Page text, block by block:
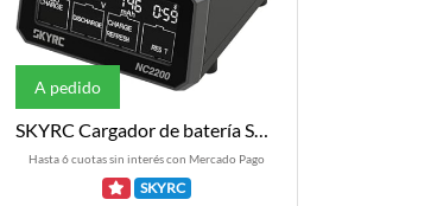
A pedido
SKYRC Cargador de batería SKYRC NC2200 AA AAA NiMH NiCd
Hasta 6 cuotas sin interés con Mercado Pago
SKYRC